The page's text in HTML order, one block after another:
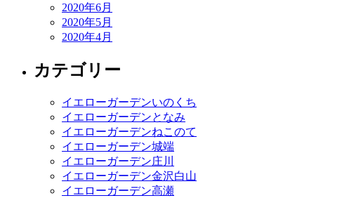
2020年6月
2020年5月
2020年4月
カテゴリー
イエローガーデンいのくち
イエローガーデンとなみ
イエローガーデンねこのて
イエローガーデン城端
イエローガーデン庄川
イエローガーデン金沢白山
イエローガーデン高瀬